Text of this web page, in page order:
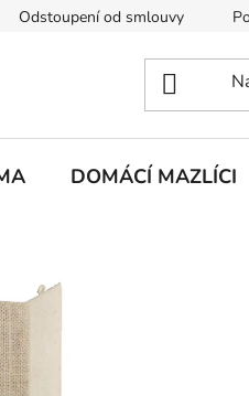
Odstoupení od smlouvy
DOMÁCÍ MAZLÍCI